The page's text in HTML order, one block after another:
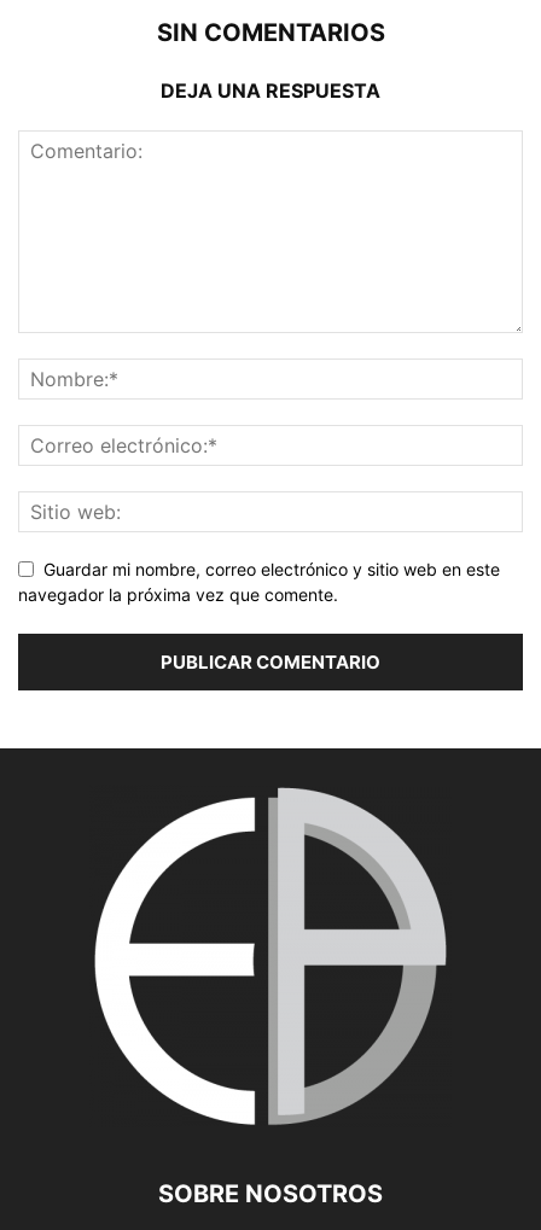
SIN COMENTARIOS
DEJA UNA RESPUESTA
Guardar mi nombre, correo electrónico y sitio web en este
navegador la próxima vez que comente.
SOBRE NOSOTROS